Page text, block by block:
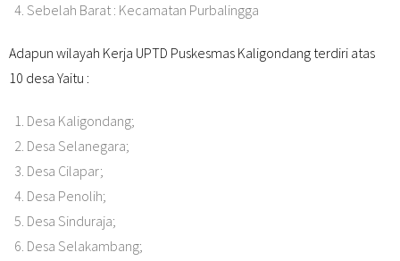
Sebelah Barat : Kecamatan Purbalingga
Adapun wilayah Kerja UPTD Puskesmas Kaligondang terdiri atas
10 desa Yaitu :
Desa Kaligondang;
Desa Selanegara;
Desa Cilapar;
Desa Penolih;
Desa Sinduraja;
Desa Selakambang;